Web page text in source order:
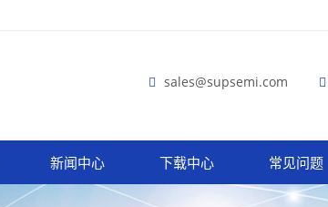
sales@supsemi.com
新闻中心 下载中心 常见问题